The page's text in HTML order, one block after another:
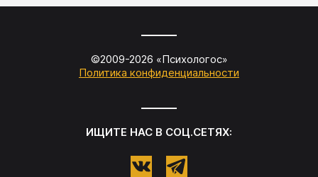
©2009-2026 «Психологос»
Политика конфиденциальности
ИЩИТЕ НАС В СОЦ.СЕТЯХ: